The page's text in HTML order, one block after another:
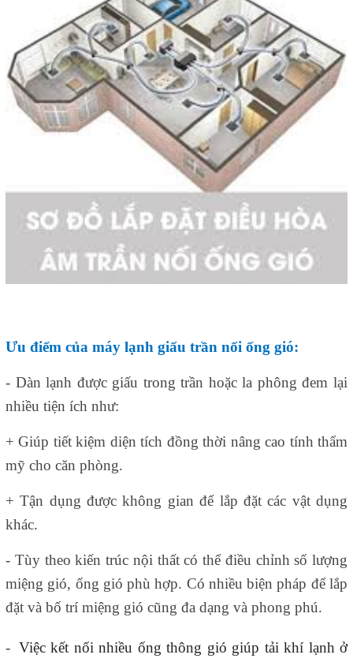
Ưu điểm của máy lạnh giấu trần nối ống gió:
- Dàn lạnh được giấu trong trần hoặc la phông đem lại
nhiều tiện ích như:
+ Giúp tiết kiệm diện tích đồng thời nâng cao tính thẩm
mỹ cho căn phòng.
+ Tận dụng được không gian để lắp đặt các vật dụng
khác.
- Tùy theo kiến trúc nội thất có thể điều chỉnh số lượng
miệng gió, ống gió phù hợp. Có nhiều biện pháp để lắp
đặt và bố trí miệng gió cũng đa dạng và phong phú.
- Việc kết nối nhiều ống thông gió giúp tải khí lạnh ở